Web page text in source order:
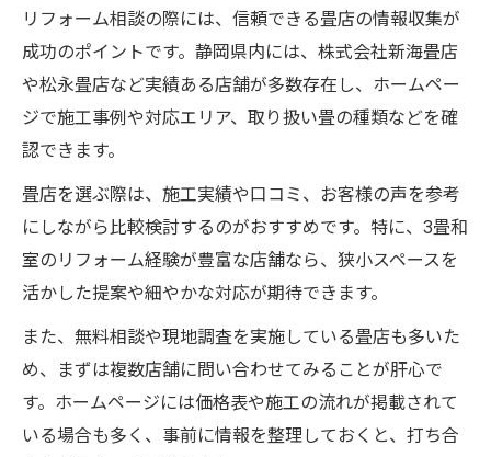
リフォーム相談の際には、信頼できる畳店の情報収集が
成功のポイントです。静岡県内には、株式会社新海畳店
や松永畳店など実績ある店舗が多数存在し、ホームペー
ジで施工事例や対応エリア、取り扱い畳の種類などを確
認できます。
畳店を選ぶ際は、施工実績や口コミ、お客様の声を参考
にしながら比較検討するのがおすすめです。特に、3畳和
室のリフォーム経験が豊富な店舗なら、狭小スペースを
活かした提案や細やかな対応が期待できます。
また、無料相談や現地調査を実施している畳店も多いた
め、まずは複数店舗に問い合わせてみることが肝心で
す。ホームページには価格表や施工の流れが掲載されて
いる場合も多く、事前に情報を整理しておくと、打ち合